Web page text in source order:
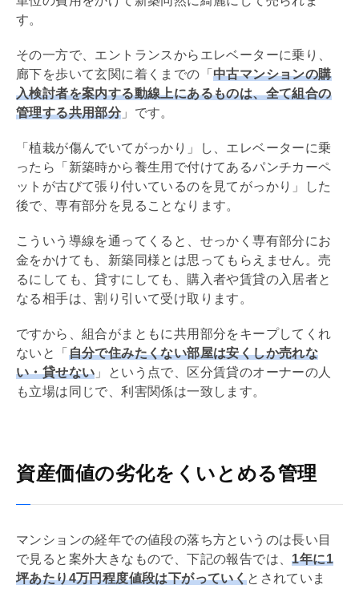
す。
その一方で、エントランスからエレベーターに乗り、
廊下を歩いて玄関に着くまでの「 中古マンションの購
入検討者を案内する動線上にあるものは、全て組合の
管理する共用部分」です。
「植栽が傷んでいてがっかり」し、エレベーターに乗
ったら「新築時から養生用で付けてあるパンチカーペ
ットが古びて張り付いているのを見てがっかり」した
後で、専有部分を見ることなります。
こういう導線を通ってくると、せっかく専有部分にお
金をかけても、新築同様とは思ってもらえません。売
るにしても、貸すにしても、購入者や賃貸の入居者と
なる相手は、割り引いて受け取ります。
ですから、組合がまともに共用部分をキープしてくれ
ないと「 自分で住みたくない部屋は安くしか売れな
い・貸せない 」という点で、区分賃貸のオーナーの人
も立場は同じで、利害関係は一致します。
資産価値の劣化をくいとめる管理
マンションの経年での値段の落ち方というのは長い目
で見ると案外大きなもので、下記の報告では、1年に1
坪あたり4万円程度値段は下がっていくとされていま